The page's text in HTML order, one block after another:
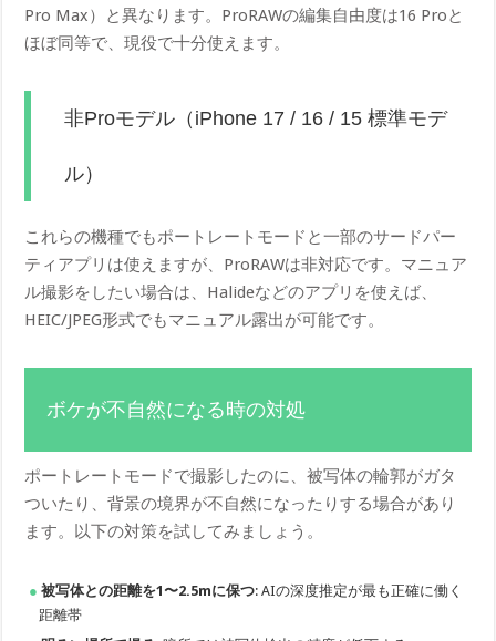
Pro Max）と異なります。ProRAWの編集自由度は16 Proと
ほぼ同等で、現役で十分使えます。
非Proモデル（iPhone 17 / 16 / 15 標準モデ
ル）
これらの機種でもポートレートモードと一部のサードパー
ティアプリは使えますが、ProRAWは非対応です。マニュア
ル撮影をしたい場合は、Halideなどのアプリを使えば、
HEIC/JPEG形式でもマニュアル露出が可能です。
ボケが不自然になる時の対処
ポートレートモードで撮影したのに、被写体の輪郭がガタ
ついたり、背景の境界が不自然になったりする場合があり
ます。以下の対策を試してみましょう。
被写体との距離を1〜2.5mに保つ: AIの深度推定が最も正確に働く
距離帯